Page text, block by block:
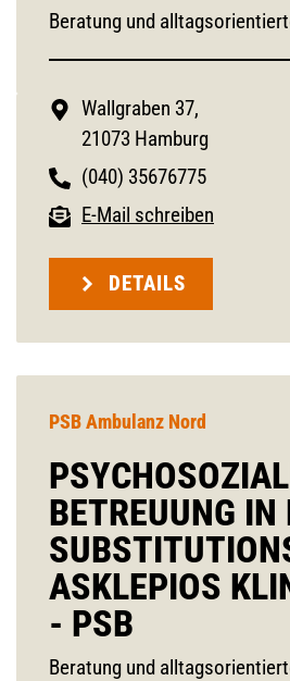
Beratung und
Wallgraben 37,
21073 Hamburg
(040) 35676775
E-Mail schreiben
DETAILS
PSB Ambulanz Nord
BETREUUNG IN
ASKLEPIOS
- PSB
Beratung und